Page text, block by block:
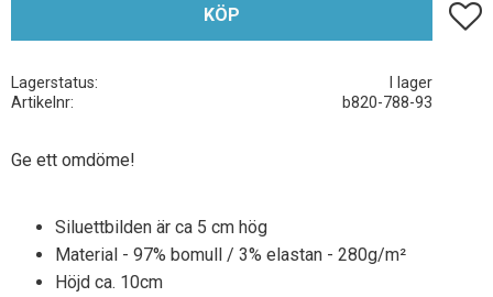
KÖP Lägg
Lagerstatus
I lager
Artikelnr
b820-788-93
Ge ett omdöme!
Siluettbilden är ca 5 cm hög
Material - 97% bomull / 3% elastan - 280g/m²
Höjd ca. 10cm